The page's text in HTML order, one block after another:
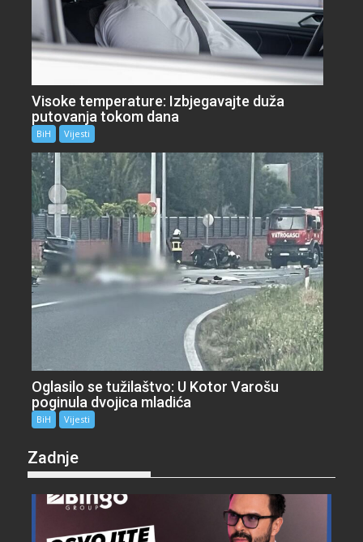
Visoke temperature: Izbjegavajte duža
putovanja tokom dana
BiH Vijesti
Oglasilo se tužilaštvo: U Kotor Varošu
poginula dvojica mladića
BiH Vijesti
Zadnje